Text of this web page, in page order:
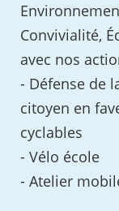
Convivialité,
avec nos
- Défense de
citoyen en
cyclables
- Vélo école
- Atelier